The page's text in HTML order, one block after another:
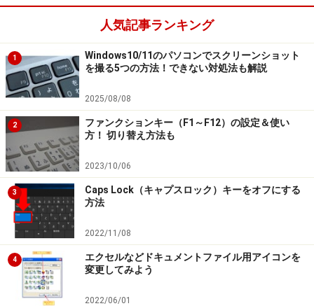
人気記事ランキング
1
Windows10/11のパソコンでスクリーンショット
を撮る5つの方法！できない対処法も解説
2025/08/08
2
ファンクションキー（F1～F12）の設定＆使い
方！ 切り替え方法も
2023/10/06
3
Caps Lock（キャプスロック）キーをオフにする
方法
2022/11/08
4
エクセルなどドキュメントファイル用アイコンを
変更してみよう
2022/06/01